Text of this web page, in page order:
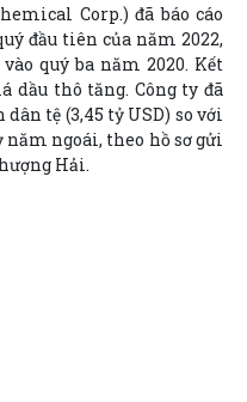
Corp.) đã báo cáo
đầu tiên của năm 2022,
quý ba năm 2020. Kết
dầu thô tăng. Công ty đã
tệ (3,45 tỷ USD) so với
năm ngoái, theo hồ sơ gửi
Hải.